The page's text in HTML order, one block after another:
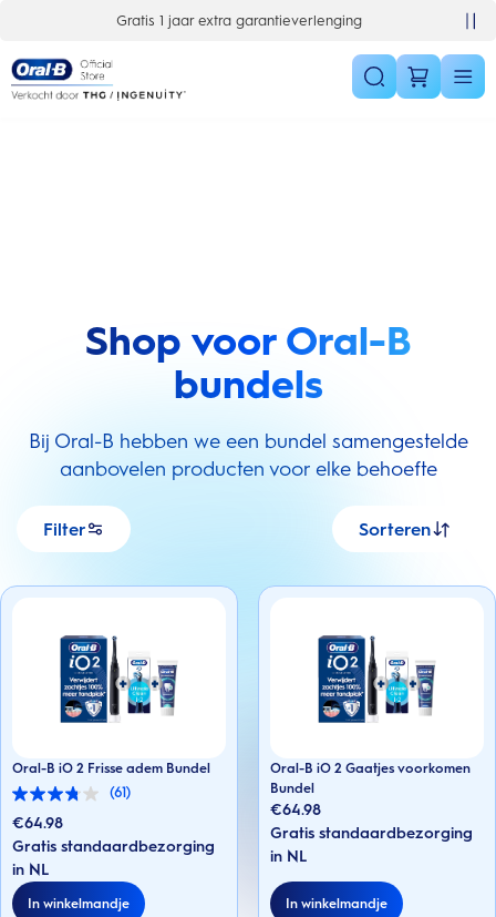
Gratis 1 jaar extra garantieverlenging
Shop voor Oral-B
bundels
Bij Oral-B hebben we een bundel samengestelde
aanbovelen producten voor elke behoefte
Filter Sorteren
Oral-B iO 2 Frisse adem Bundel
(61)
3.8
van
5
sterren.
61
beoordelingen
€64.98
Gratis standaardbezorging
in NL
In winkelmandje
Oral-B iO 2 Gaatjes voorkomen
Bundel
€64.98
Gratis standaardbezorging
in NL
In winkelmandje